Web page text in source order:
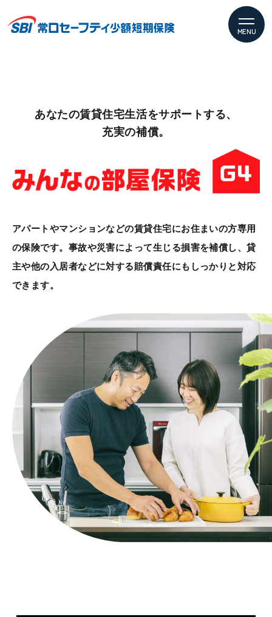
MENU
あなたの賃貸住宅生活をサポートする、
充実の補償。
アパートやマンションなどの賃貸住宅にお住まいの方専用
の保険です。事故や災害によって生じる損害を補償し、貸
主や他の入居者などに対する賠償責任にもしっかりと対応
できます。